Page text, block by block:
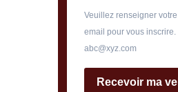
Veuillez renseigner
email pour vous inscrire.
abc@xyz.com
Recevoir ma